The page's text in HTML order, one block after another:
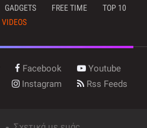
GADGETS FREE TIME
TOP 10
VIDEOS
Facebook
Youtube
Instagram Rss Feeds